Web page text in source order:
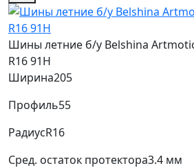
Шины летние б/у Belshina
R16 91H
Ширина205
Профиль55
РадиусR16
Сред. остаток протектора3.4 мм